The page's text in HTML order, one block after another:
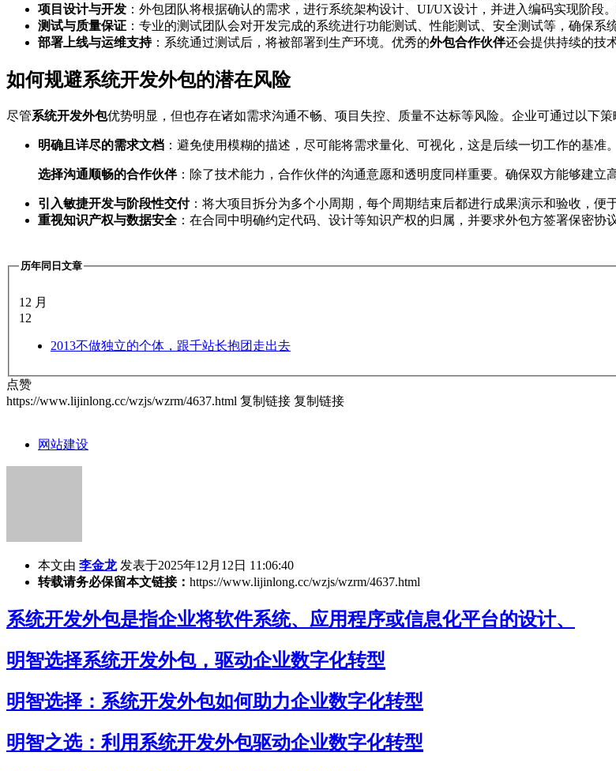
项目设计与开发 ：外包团队将根据确认的需求，进行系统架构设计、UI/UX设计，并进入编码实现阶段
测试与质量保证 ：专业的测试团队会对开发完成的系统进行功能测试、性能测试、安全测试等，确保系
部署上线与运维支持：系统通过测试后，将被部署到生产环境。优秀的外包合作伙伴还会提供持续的技
如何规避系统开发外包的潜在风险
尽管系统开发外包优势明显，但也存在诸如需求沟通不畅、项目失控、质量不达标等风险。企业可通过以下策
明确且详尽的需求文档 ：避免使用模糊的描述，尽可能将需求量化、可视化，这是后续一切工作的基准。
选择沟通顺畅的合作伙伴：除了技术能力，合作伙伴的沟通意愿和透明度同样重要。确保双方能够建立
引入敏捷开发与阶段性交付：将大项目拆分为多个小周期，每个周期结束后都进行成果演示和验收，便
重视知识产权与数据安全 ：在合同中明确约定代码、设计等知识产权的归属，并要求外包方签署保密协
历年同日文章
12 月
12
2013不做独立的个体，跟千站长抱团走出去
点赞
https://www.lijinlong.cc/wzjs/wzrm/4637.html 复制链接 复制链接
网站建设
本文由 李金龙 发表于2025年12月12日 11:06:40
转载请务必保留本文链接： https://www.lijinlong.cc/wzjs/wzrm/4637.html
系统开发外包是指企业将软件系统、应用程序或信息化平台的设计、
明智选择系统开发外包，驱动企业数字化转型
明智选择：系统开发外包如何助力企业数字化转型
明智之选：利用系统开发外包驱动企业数字化转型